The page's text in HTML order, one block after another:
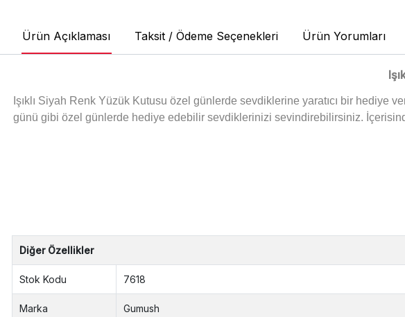
Ürün Açıklaması Taksit / Ödeme Seçenekleri Ürün Yorumları
Işıklı Siyah Renk Yüzük Kutusu özel günlerde sevdiklerine yaratıcı bir hediye
günü gibi özel günlerde hediye edebilir sevdiklerinizi sevindirebilirsiniz.
Diğer Özellikler
Stok Kodu 7618
Marka Gumush